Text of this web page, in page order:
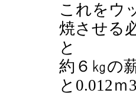
これをウ
焼させる
と
約６㎏の
と0.012